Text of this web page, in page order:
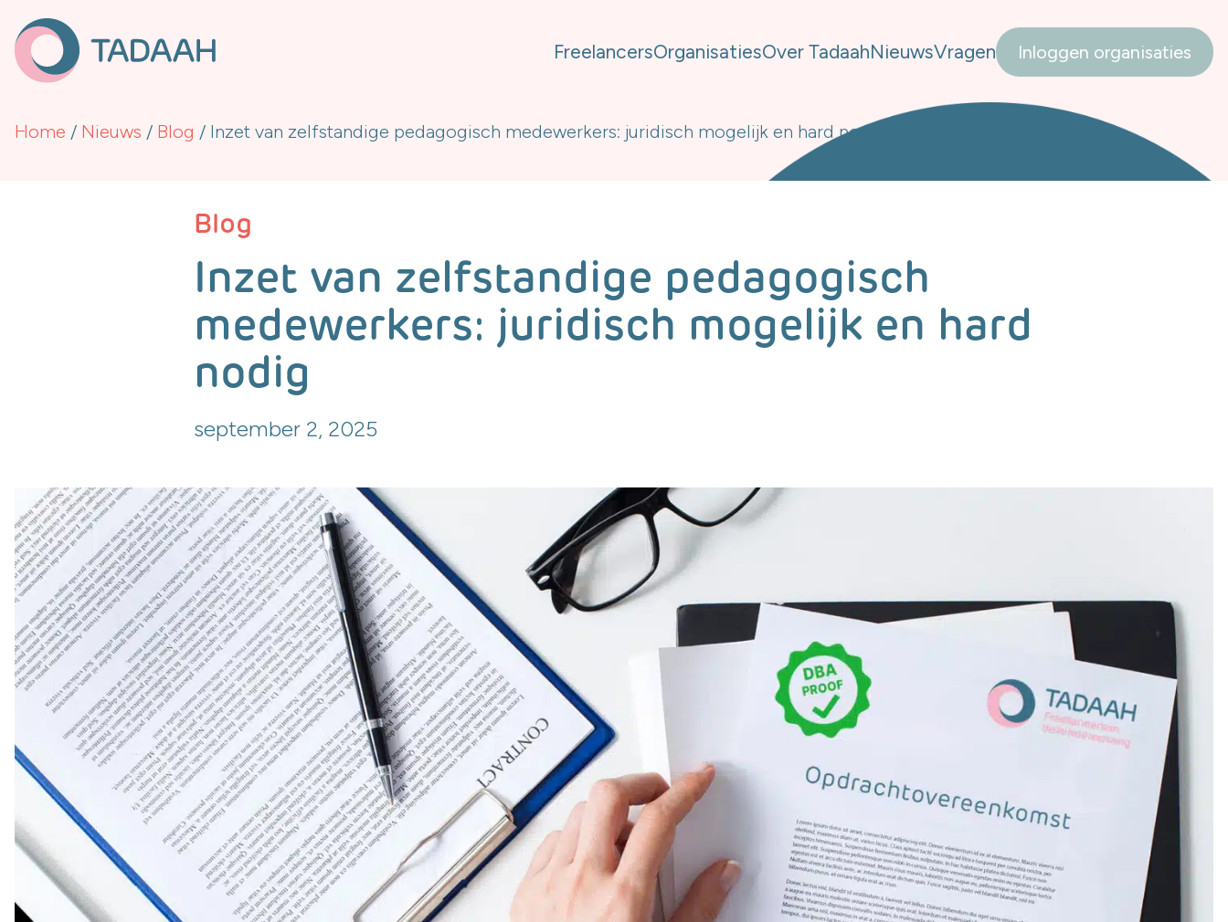
FreelancersOrganisatiesOver TadaahNieuwsVragen Inloggen organisaties
Home / Nieuws / Blog / Inzet van zelfstandige pedagogisch medewerkers: juridisch mogelijk en hard nodig
Blog
Inzet van zelfstandige pedagogisch
medewerkers: juridisch mogelijk en hard
nodig
september 2, 2025